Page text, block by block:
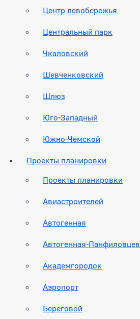
Центр левобережья
Центральный парк
Чкаловский
Шевченковский
Шлюз
Юго-Западный
Южно-Чемской
Проекты планировки
Проекты планировки
Авиастроителей
Автогенная
Автогенная-Панфиловцев
Академгородок
Аэропорт
Береговой